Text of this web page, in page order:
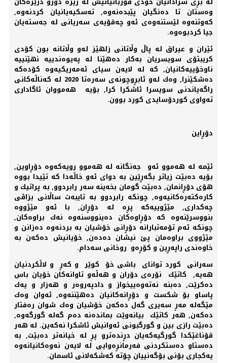
وەستان تا دەنگیان پێبدەنەوە, تەسكیەیانیان كردنەوە,
كەوتنەوە لێستنەوەی ئەو چەقۆیەی سەریانی لە جەستەیان
جیا كردبوەوە.
ئێران و عیراق لە پاڵ وڵاتانی زلهێز لەو وڵاتانە بون كۆدی
كریبتۆی سویسریان بەكار دەهێنا لە پەیوەندییە نهێنییە
ناوخۆییەكانیان, كە لە لایەن سیای ئەمەریكیەوە كۆدەكە
دەشكێنرا, وەك لەو ئابڕوچونەی سەرەتا 2020 لە كەناڵەكانی
راگەیاندنی سویسرا ئاشكرا كرا, بۆیە هەمووان ئاگاداری
تەواوی كوردۆسایدی كورد بوون.
دۆڕاین
ئێمە لە هەموو ئەو جەنگانە لە هەموو رویەكەوە دۆڕاوین,
بۆیە دەبێت زیاتر بگەڕێین بە دوای ئەو خاڵەدا كە تێیدا بووە
هۆی دۆڕانمان, دەبێت گومان بخەینە سەر رابردوو, بە پراتیك و
كارەكتەرەكانیەوە, چونكە رابردوو بە تایبەت ساڵانی بزاڤی
چەكداری, مێژوییەكە پڕە لە دۆڕان, با ئەو مێژووە
بنووسرێنەوە كە دۆڕاوەكان دەینووسنەوە نەك براوەكان,
چونكە ئەم تۆمەتبارانە دۆڕانی خۆشیان بە بردنەوە دەزانن و
مێژووی براوەمان پێ نیشان دەدەن, خۆیانیش دەكەن بە
خاوەندی راپەڕین و كۆڕەو روخانی سەدام.
سەرانی كورد توانای باشی خۆ كوێر و كەڕ و لاڵكردنیان
هەیە, كاتێك نۆرەی دۆران و هەڵەو تاوانەكان خۆیان باس
دەكرێت, دەبنە نەتەوەییخواز و دادپەروەر و هەزار و یەك
پاساو بۆ شكست و دۆڕانەكانیان دەهێننەوە, ئەوان وەك
مێگەلە مەڕ سەیری گەل دەكەن خۆشیان وەك شوان رەفتار
دەكەن, هەر كاتێك بیانەوێت بماندەنە دەم گەلە گورگەوە,
دەبێت رازی بین و گورگبونی ئەوانیش ئاشكرا نەكەین. لە هەر
قۆناغێكدا گورگیەكەیان دڕندەترو پڕ لە خیانەتر دەبێت, بە
دەستاو دەستكردنی فەرمانڕەوایی لە لایەن نەوەكانیانەوە
یەكجاری بۆنی بۆگەنییان چۆتە كەشكەلانی ئاسمان.